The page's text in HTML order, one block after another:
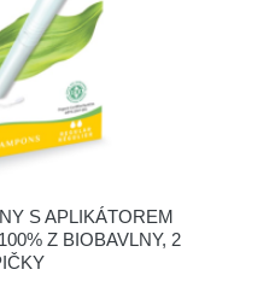
S APLIKÁTOREM
Z BIOBAVLNY, 2